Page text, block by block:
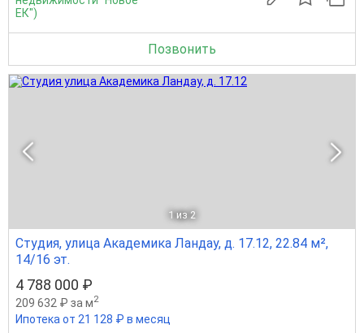
ЕК")
Позвонить
1 из 2
Студия, улица Академика Ландау, д. 17.12, 22.84 м²,
14/16 эт.
4 788 000 ₽
209 632 ₽ за м2
Ипотека от 21 128 ₽ в месяц